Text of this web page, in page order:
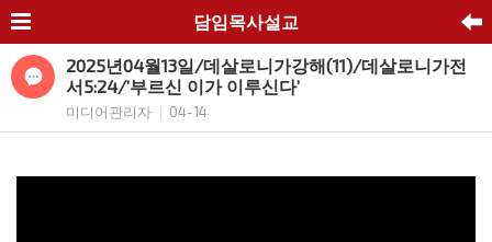
담임목사설교
2025년04월13일/데살로니가강해(11)/데살로니가전
서5:24/’부르신 이가 이루신다’
미디어관리자 04-14